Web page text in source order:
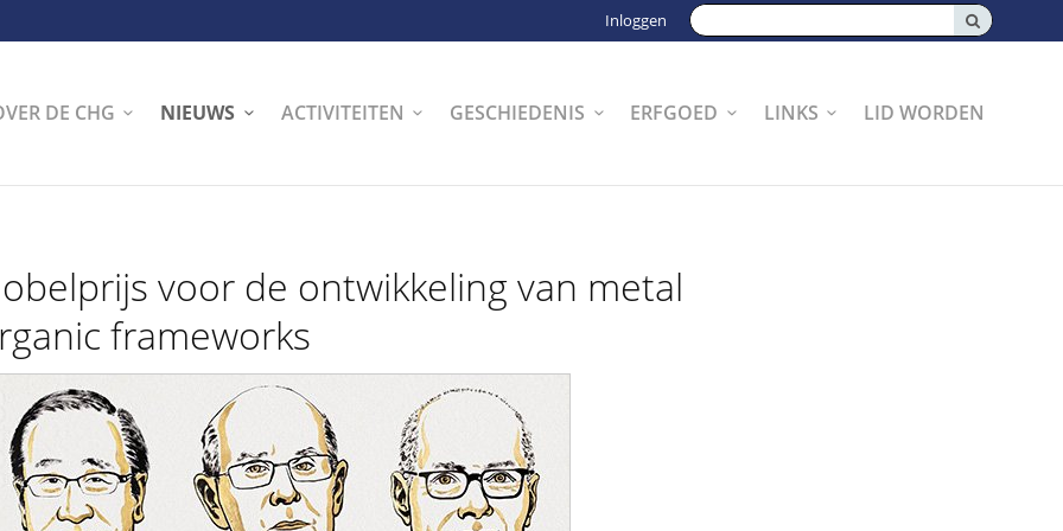
Zoeken:
Inloggen
DE CHG NIEUWS ACTIVITEITEN GESCHIEDENIS ERFGOED LINKS LID WORDEN
voor de ontwikkeling van metal
frameworks